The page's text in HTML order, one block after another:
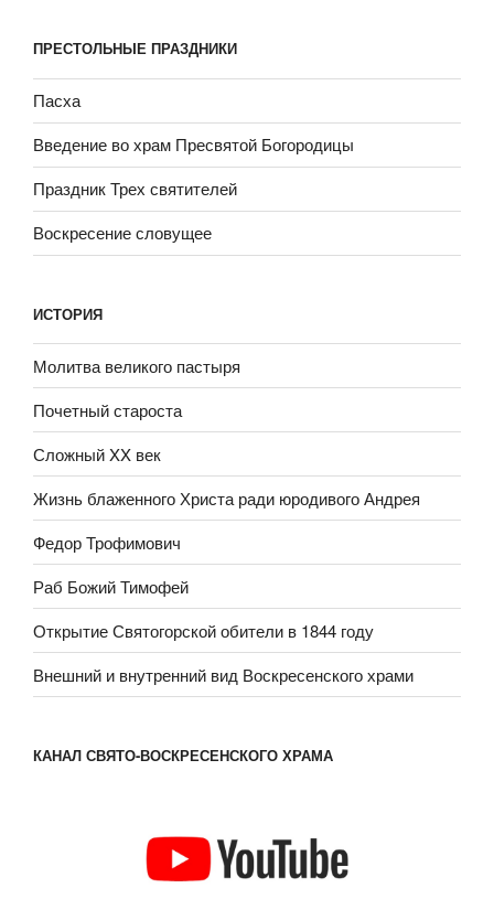
ПРЕСТОЛЬНЫЕ ПРАЗДНИКИ
Пасха
Введение во храм Пресвятой Богородицы
Праздник Трех святителей
Воскресение словущее
ИСТОРИЯ
Молитва великого пастыря
Почетный староста
Сложный XX век
Жизнь блаженного Христа ради юродивого Андрея
Федор Трофимович
Раб Божий Тимофей
Открытие Святогорской обители в 1844 году
Внешний и внутренний вид Воскресенского храми
КАНАЛ СВЯТО-ВОСКРЕСЕНСКОГО ХРАМА